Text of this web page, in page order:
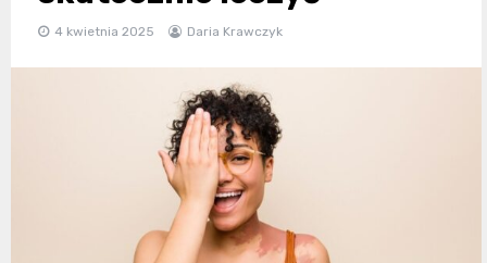
4 kwietnia 2025 Daria Krawczyk